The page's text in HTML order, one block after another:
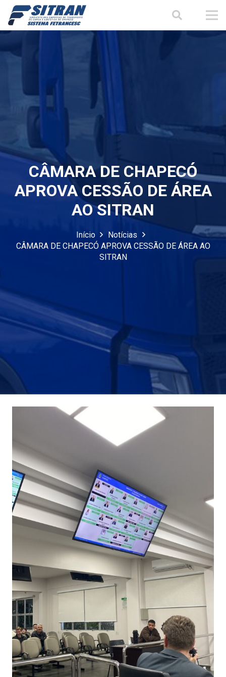
CÂMARA DE CHAPECÓ
APROVA CESSÃO DE ÁREA
AO SITRAN
Início
Notícias
CÂMARA DE CHAPECÓ APROVA CESSÃO DE ÁREA AO
SITRAN